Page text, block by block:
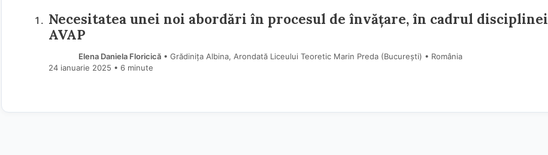
Necesitatea unei noi abordări în procesul de învățare, în cadrul disciplinei
AVAP
Elena Daniela Floricică• Grădinița Albina, Arondată Liceului Teoretic Marin Preda (Bucureşti) • România
24 ianuarie 2025 • 6 minute